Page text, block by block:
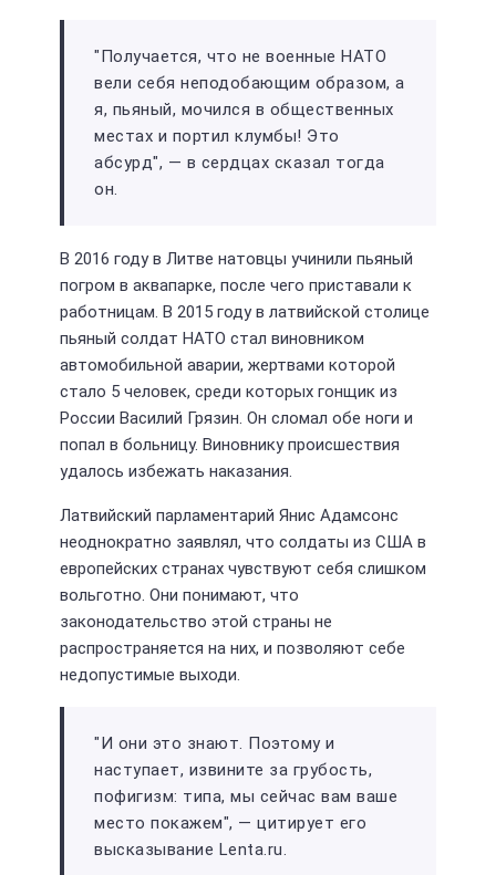
"Получается, что не военные НАТО
вели себя неподобающим образом, а
я, пьяный, мочился в общественных
местах и портил клумбы! Это
абсурд", — в сердцах сказал тогда
он.
В 2016 году в Литве натовцы учинили пьяный
погром в аквапарке, после чего приставали к
работницам. В 2015 году в латвийской столице
пьяный солдат НАТО стал виновником
автомобильной аварии, жертвами которой
стало 5 человек, среди которых гонщик из
России Василий Грязин. Он сломал обе ноги и
попал в больницу. Виновнику происшествия
удалось избежать наказания.
Латвийский парламентарий Янис Адамсонс
неоднократно заявлял, что солдаты из США в
европейских странах чувствуют себя слишком
вольготно. Они понимают, что
законодательство этой страны не
распространяется на них, и позволяют себе
недопустимые выходи.
"И они это знают. Поэтому и
наступает, извините за грубость,
пофигизм: типа, мы сейчас вам ваше
место покажем", — цитирует его
высказывание Lenta.ru.